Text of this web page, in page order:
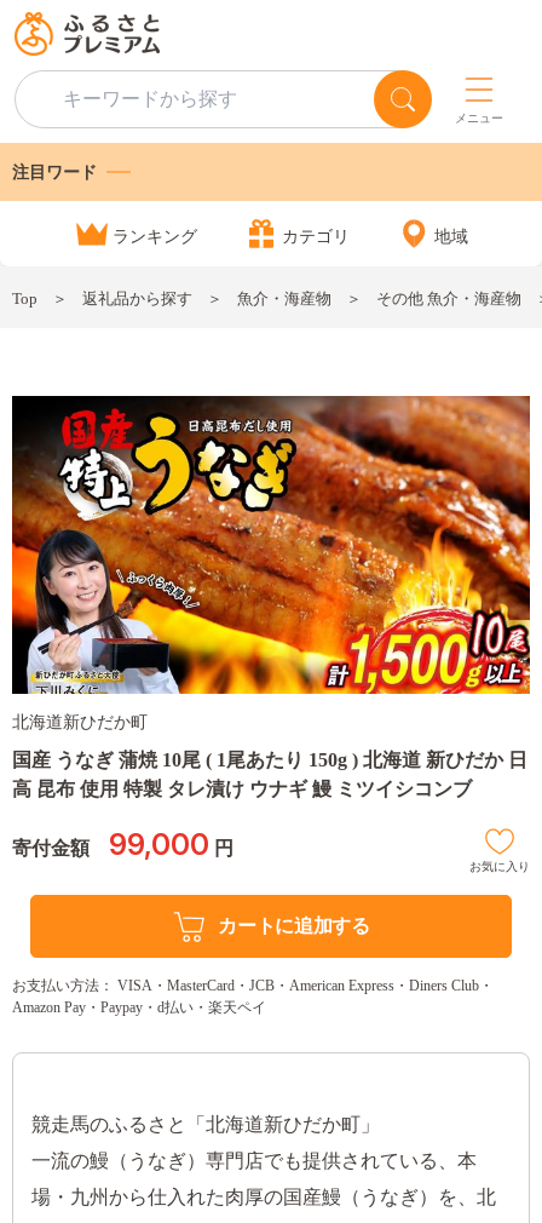
メニュー
注目ワード
ランキング カテゴリ 地域
Top 返礼品から探す 魚介・海産物 その他 魚介・海産物
北海道新ひだか町
国産 うなぎ 蒲焼 10尾 ( 1尾あたり 150g ) 北海道 新ひだか 日
高 昆布 使用 特製 タレ漬け ウナギ 鰻 ミツイシコンブ
寄付金額 99,000 円
お気に入り
カートに追加する
お支払い方法： VISA・MasterCard・JCB・American Express・Diners Club・
Amazon Pay・Paypay・d払い・楽天ペイ
競走馬のふるさと「北海道新ひだか町」
一流の鰻（うなぎ）専門店でも提供されている、本
場・九州から仕入れた肉厚の国産鰻（うなぎ）を、北